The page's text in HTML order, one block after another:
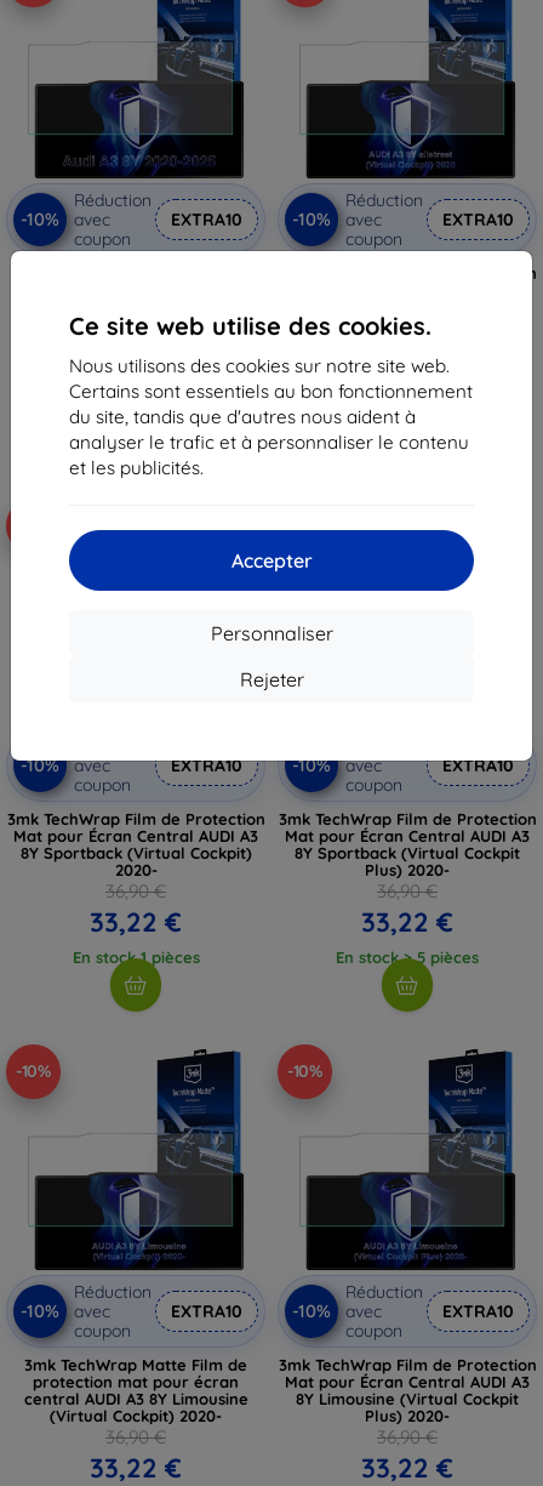
Ce site web utilise des cookies.
Nous utilisons des cookies sur notre site web.
Certains sont essentiels au bon fonctionnement
du site, tandis que d'autres nous aident à
analyser le trafic et à personnaliser le contenu
et les publicités.
Accepter
Personnaliser
Rejeter
-10%
Réduction
avec
coupon
EXTRA10
Cockpit Plus) 2020-
33,22 €
En stock > 5 pièces
-10%
Réduction
avec
coupon
EXTRA10
3mk TechWrap Film de Protection
2020-
33,22 €
En stock 2 pièces
-10%
avec
coupon
EXTRA10
3mk TechWrap Film de Protection
Mat pour Écran Central AUDI A3
8Y Sportback (Virtual Cockpit)
2020-
36,90 €
33,22 €
En stock 1 pièces
-10%
-10%
avec
coupon
EXTRA10
3mk TechWrap Film de Protection
Mat pour Écran Central AUDI A3
8Y Sportback (Virtual Cockpit
Plus) 2020-
36,90 €
33,22 €
En stock > 5 pièces
-10%
-10%
Réduction
avec
coupon
EXTRA10
3mk TechWrap Matte Film de
protection mat pour écran
central AUDI A3 8Y Limousine
(Virtual Cockpit) 2020-
36,90 €
33,22 €
-10%
-10%
Réduction
avec
coupon
EXTRA10
3mk TechWrap Film de Protection
Mat pour Écran Central AUDI A3
8Y Limousine (Virtual Cockpit
Plus) 2020-
36,90 €
33,22 €